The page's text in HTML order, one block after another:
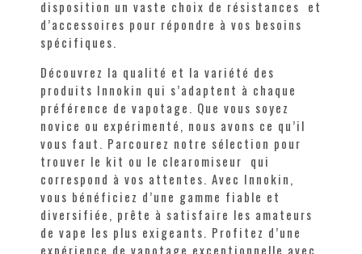
disposition un vaste choix de résistances et
d’accessoires pour répondre à vos besoins
spécifiques.
Découvrez la qualité et la variété des
produits Innokin qui s’adaptent à chaque
préférence de vapotage. Que vous soyez
novice ou expérimenté, nous avons ce qu’il
vous faut. Parcourez notre sélection pour
trouver le kit ou le clearomiseur qui
correspond à vos attentes. Avec Innokin,
vous bénéficiez d’une gamme fiable et
diversifiée, prête à satisfaire les amateurs
de vape les plus exigeants. Profitez d’une
expérience de vapotage exceptionnelle avec